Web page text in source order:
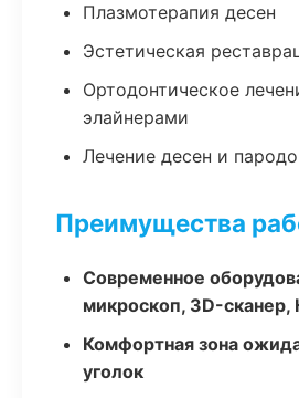
Плазмотерапия десен
Эстетическая
Ортодонтическое
элайнерами
Лечение десен и
Преимущества
Современное
микроскоп, 3D-сканер,
Комфортная зона
уголок